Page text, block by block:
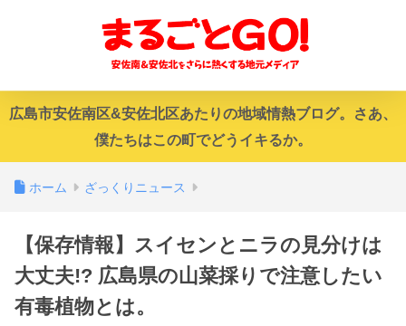
広島市安佐南区&安佐北区あたりの地域情熱ブログ。さあ、
僕たちはこの町でどうイキるか。
ホーム ざっくりニュース
【保存情報】スイセンとニラの見分けは
大丈夫!? 広島県の山菜採りで注意したい
有毒植物とは。